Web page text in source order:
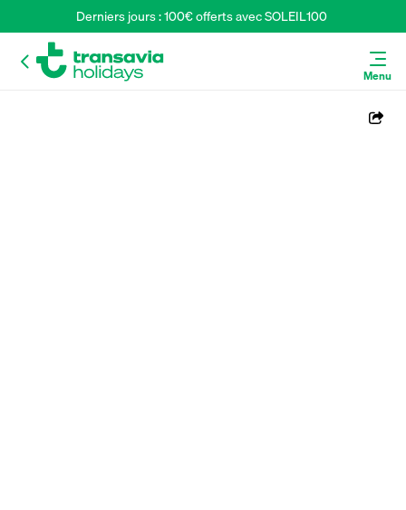
Derniers jours : 100€ offerts avec SOLEIL100
Menu